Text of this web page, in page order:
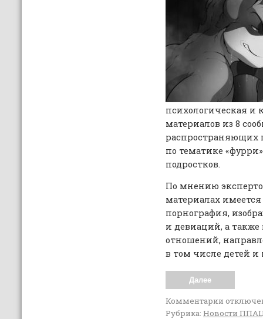
психологическая и
материалов из 8
распространяющих
по тематике
подростков.
По мнению
материалах имеется
порнография,
и девиаций, а также
отношений,
в том числе детей и
Далее
Комментарии
Рубрика: Новости